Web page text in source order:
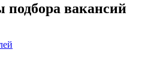
вакансий